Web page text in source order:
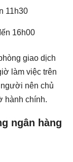
11h30
16h00
giao dịch
làm việc trên
nên chủ
hành chính.
ngân hàng